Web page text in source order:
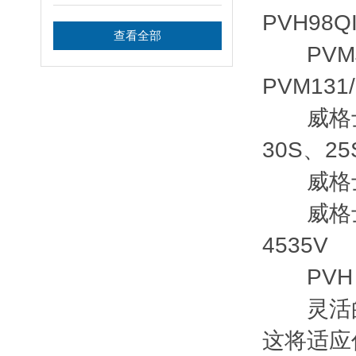
查看全部
PVM柱
威格士
30S、
威格士
威格士
4535V
PVH
灵活的
这将适